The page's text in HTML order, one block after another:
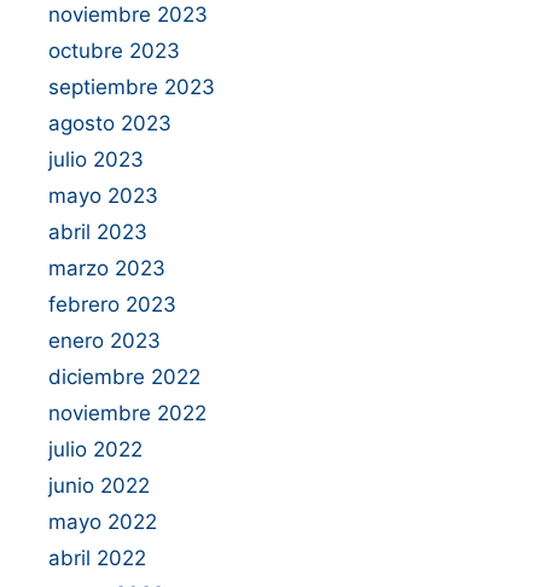
noviembre 2023
octubre 2023
septiembre 2023
agosto 2023
julio 2023
mayo 2023
abril 2023
marzo 2023
febrero 2023
enero 2023
diciembre 2022
noviembre 2022
julio 2022
junio 2022
mayo 2022
abril 2022